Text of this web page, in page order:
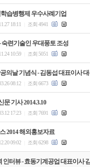
습병행제 우수사례기업
18:11 조회 4941
숙련기술인 우대풍토 조성
10:59 조회 5051
의날 기념식 - 김동섭 대표이사
08:12 조회 6673
문 기사 2014.3.10
17:23 조회 7691
2014 해외홍보자료
09:02 조회 6298
인터뷰 - 효동기계공업 대표이사